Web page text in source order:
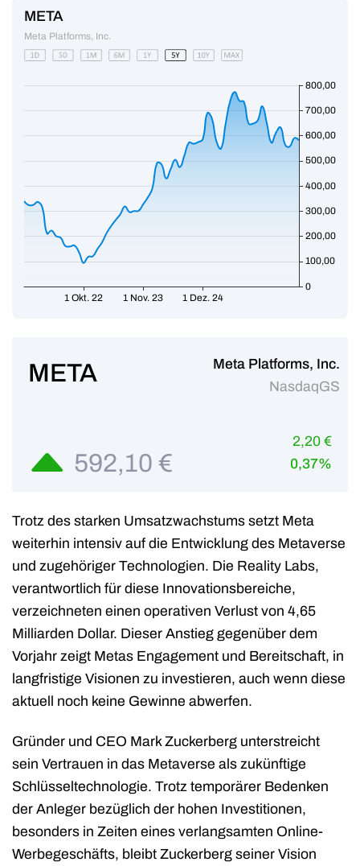
META
Meta Platforms, Inc.
NasdaqGS
592,10 €
2,20 €
0,37%
Trotz des starken Umsatzwachstums setzt Meta
weiterhin intensiv auf die Entwicklung des Metaverse
und zugehöriger Technologien. Die Reality Labs,
verantwortlich für diese Innovationsbereiche,
verzeichneten einen operativen Verlust von 4,65
Milliarden Dollar. Dieser Anstieg gegenüber dem
Vorjahr zeigt Metas Engagement und Bereitschaft, in
langfristige Visionen zu investieren, auch wenn diese
aktuell noch keine Gewinne abwerfen.
Gründer und CEO Mark Zuckerberg unterstreicht
sein Vertrauen in das Metaverse als zukünftige
Schlüsseltechnologie. Trotz temporärer Bedenken
der Anleger bezüglich der hohen Investitionen,
besonders in Zeiten eines verlangsamten Online-
Werbegeschäfts, bleibt Zuckerberg seiner Vision